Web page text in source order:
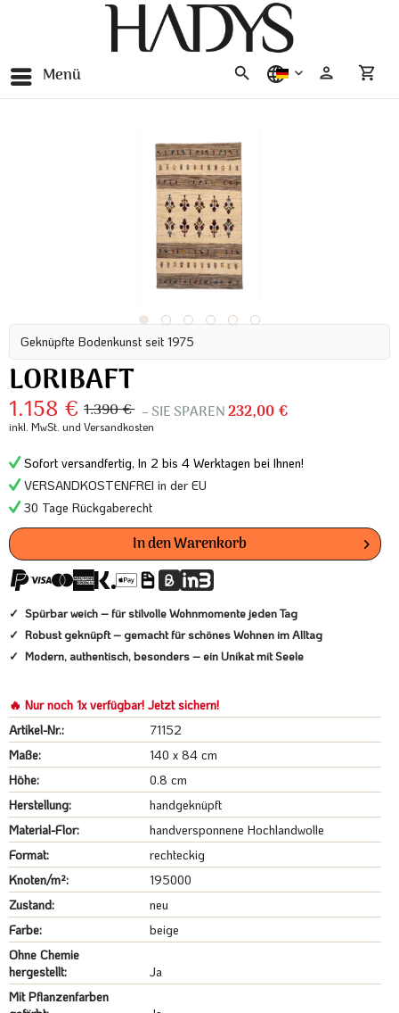
Menü deutsch
Geknüpfte Bodenkunst seit 1975
LORIBAFT
1.158 € 1.390 € – SIE SPAREN232,00 €
inkl. MwSt. und Versandkosten
Sofort versandfertig, In 2 bis 4 Werktagen bei Ihnen!
VERSANDKOSTENFREI in der EU
30 Tage Rückgaberecht
In denWarenkorb
Spürbar weich – für stilvolle Wohnmomente jeden Tag
Robust geknüpft – gemacht für schönes Wohnen im Alltag
Modern, authentisch, besonders – ein Unikat mit Seele
🔥 Nur noch 1x verfügbar! Jetzt sichern!
Artikel-Nr.:
71152
Maße:
140 x 84 cm
Höhe:
0.8 cm
Herstellung:
handgeknüpft
Material-Flor:
handversponnene Hochlandwolle
Format:
rechteckig
Knoten/m²:
195000
Zustand:
neu
Farbe:
beige
Ohne Chemie
hergestellt:
Ja
Mit Pflanzenfarben